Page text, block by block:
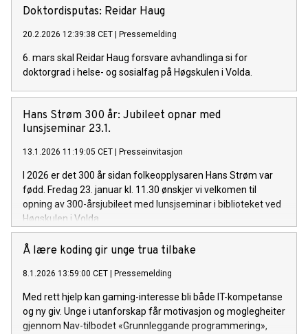
Doktordisputas: Reidar Haug
20.2.2026 12:39:38 CET Pressemelding
6. mars skal Reidar Haug forsvare avhandlinga si for
doktorgrad i helse- og sosialfag på Høgskulen i Volda.
Hans Strøm 300 år: Jubileet opnar med
lunsjseminar 23.1.
13.1.2026 11:19:05 CET Presseinvitasjon
I 2026 er det 300 år sidan folkeopplysaren Hans Strøm var
fødd. Fredag 23. januar kl. 11.30 ønskjer vi velkomen til
opning av 300-årsjubileet med lunsjseminar i biblioteket ved
Høgskulen i Volda.
Å lære koding gir unge trua tilbake
8.1.2026 13:59:00 CET Pressemelding
Med rett hjelp kan gaming-interesse bli både IT-kompetanse
og ny giv. Unge i utanforskap får motivasjon og moglegheiter
gjennom Nav-tilbodet «Grunnleggande programmering»,